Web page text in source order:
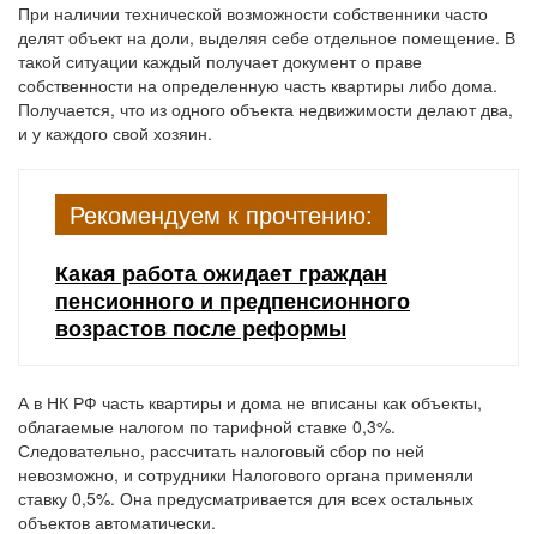
При наличии технической возможности собственники часто
делят объект на доли, выделяя себе отдельное помещение. В
такой ситуации каждый получает документ о праве
собственности на определенную часть квартиры либо дома.
Получается, что из одного объекта недвижимости делают два,
и у каждого свой хозяин.
Рекомендуем к прочтению:
Какая работа ожидает граждан
пенсионного и предпенсионного
возрастов после реформы
А в НК РФ часть квартиры и дома не вписаны как объекты,
облагаемые налогом по тарифной ставке 0,3%.
Следовательно, рассчитать налоговый сбор по ней
невозможно, и сотрудники Налогового органа применяли
ставку 0,5%. Она предусматривается для всех остальных
объектов автоматически.